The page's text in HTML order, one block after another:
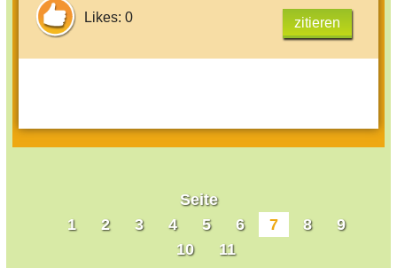
ist auch dort heimlich angemeldet.
Aber das Risiko , dass ich von meiner
Ma erwischt werde dass ich bei fb bin
Allerdings empfehle ich selber
Facebbok nur für Kinder ab 10 Jahren-
bekloppt. Meine Freundin hat sich dort
sogar schon mit 9 angemeldet ! Das
lass ich dann lieber, und das würde
ich euch auch raten !!!!
Likes: 0 zitieren
Seite
1
2 3 4 5 6 7 8
9
10
11